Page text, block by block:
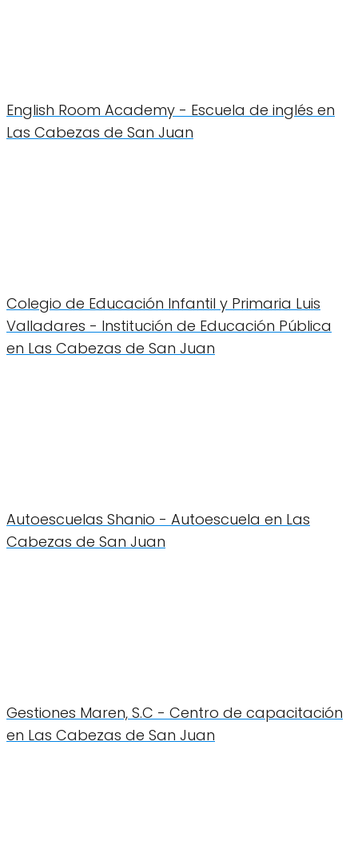
English Room Academy - Escuela de inglés en
Las Cabezas de San Juan
Colegio de Educación Infantil y Primaria Luis
Valladares - Institución de Educación Pública
en Las Cabezas de San Juan
Autoescuelas Shanio - Autoescuela en Las
Cabezas de San Juan
Gestiones Maren, S.C - Centro de capacitación
en Las Cabezas de San Juan